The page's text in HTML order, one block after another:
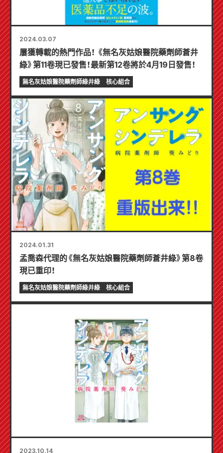
2024.03.07
屢獲轉載的熱門作品！ 《無名灰姑娘醫院藥劑師蒼井
綠》第11卷現已發售！最新第12卷將於4月19日發售！
無名灰姑娘醫院藥劑師綠井綠 核心組合
2024.01.31
孟喬森代理的《無名灰姑娘醫院藥劑師蒼井綠》第8卷
現已重印！
無名灰姑娘醫院藥劑師綠井綠 核心組合
2023.10.14